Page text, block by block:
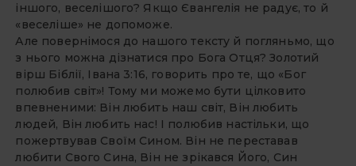
іншого, веселішого? Якщо Євангелія не радує, то й
«веселіше» не допоможе.
Але повернімося до нашого тексту й погляньмо, що
з нього можна дізнатися про Бога Отця? Золотий
вірш Біблії, Івана 3:16, говорить про те, що «Бог
полюбив світ»! Тому ми можемо бути цілковито
впевненими: Він любить наш світ, Він любить
людей, Він любить нас! І полюбив настільки, що
пожертвував Своїм Сином. Він не переставав
любити Свого Сина, Він не зрікався Його, Син